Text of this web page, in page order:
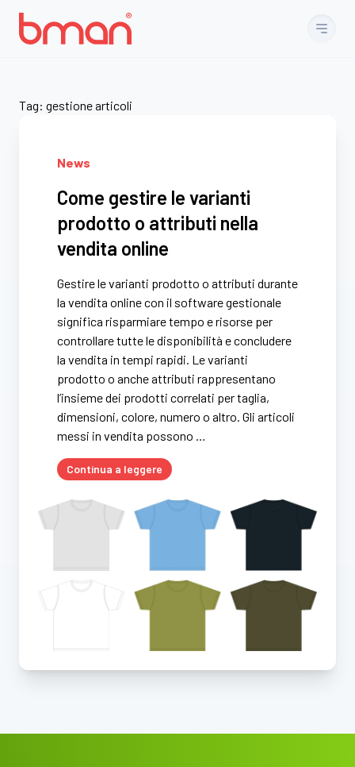
Tag: gestione articoli
News
Come gestire le varianti
prodotto o attributi nella
vendita online
Gestire le varianti prodotto o attributi durante
la vendita online con il software gestionale
significa risparmiare tempo e risorse per
controllare tutte le disponibilità e concludere
la vendita in tempi rapidi. Le varianti
prodotto o anche attributi rappresentano
l’insieme dei prodotti correlati per taglia,
dimensioni, colore, numero o altro. Gli articoli
messi in vendita possono …
Continua a leggere